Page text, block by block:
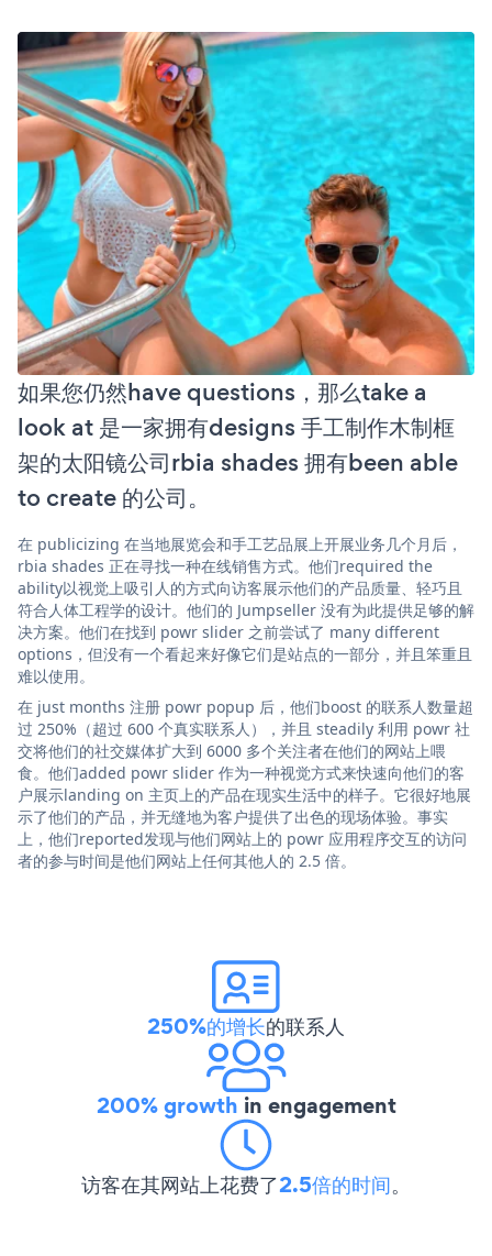
如果您仍然have questions，那么take a
look at 是一家拥有designs 手工制作木制框
架的太阳镜公司rbia shades 拥有been able
to create 的公司。
在 publicizing 在当地展览会和手工艺品展上开展业务几个月后，
rbia shades 正在寻找一种在线销售方式。他们required the
ability以视觉上吸引人的方式向访客展示他们的产品质量、轻巧且
符合人体工程学的设计。他们的 Jumpseller 没有为此提供足够的解
决方案。他们在找到 powr slider 之前尝试了 many different
options，但没有一个看起来好像它们是站点的一部分，并且笨重且
难以使用。
在 just months 注册 powr popup 后，他们boost 的联系人数量超
过 250%（超过 600 个真实联系人），并且 steadily 利用 powr 社
交将他们的社交媒体扩大到 6000 多个关注者在他们的网站上喂
食。他们added powr slider 作为一种视觉方式来快速向他们的客
户展示landing on 主页上的产品在现实生活中的样子。它很好地展
示了他们的产品，并无缝地为客户提供了出色的现场体验。事实
上，他们reported发现与他们网站上的 powr 应用程序交互的访问
者的参与时间是他们网站上任何其他人的 2.5 倍。
250%的增长的联系人
200% growth in engagement
访客在其网站上花费了2.5倍的时间。